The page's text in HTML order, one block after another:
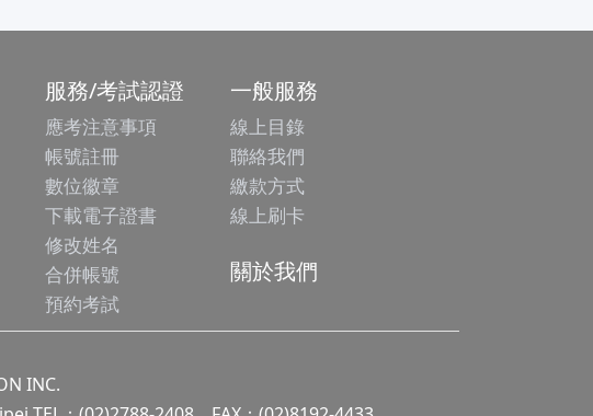
服務/考試認證
應考注意事項
帳號註冊
數位徽章
下載電子證書
修改姓名
合併帳號
預約考試
一般服務
線上目錄
聯絡我們
繳款方式
線上刷卡
關於我們
INC.